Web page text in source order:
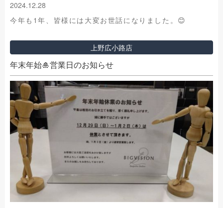
2024.12.28
今年も1年、皆様には大変お世話になりました。😊
上野広小路店
年末年始🎍営業日のお知らせ